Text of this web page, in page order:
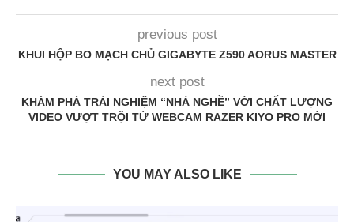
previous post
KHUI HỘP BO MẠCH CHỦ GIGABYTE Z590 AORUS MASTER
next post
KHÁM PHÁ TRẢI NGHIỆM “NHÀ NGHỀ” VỚI CHẤT LƯỢNG
VIDEO VƯỢT TRỘI TỪ WEBCAM RAZER KIYO PRO MỚI
YOU MAY ALSO LIKE